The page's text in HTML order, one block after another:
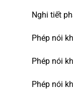
Nghi tiết phải
Phép nói khi
Phép nói khi
Phép nói khi